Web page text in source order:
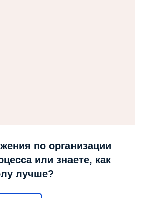
по организации
или знаете, как
лучше?